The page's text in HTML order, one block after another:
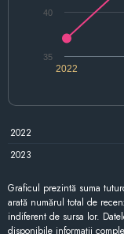
2022
35
40
2022
2023
Graficul prezintă suma
arată numărul total de
indiferent de sursa lor.
disponibile informații